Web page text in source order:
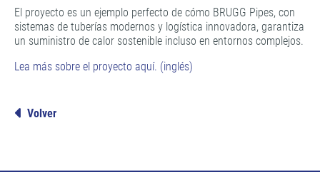
El proyecto es un ejemplo perfecto de cómo BRUGG Pipes, con
sistemas de tuberías modernos y logística innovadora, garantiza
un suministro de calor sostenible incluso en entornos complejos.
Lea más sobre el proyecto aquí. (inglés)
Volver